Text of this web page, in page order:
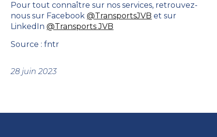
Pour tout connaître sur nos services, retrouvez-
nous sur Facebook@TransportsJVB et sur
LinkedIn@Transports JVB
Source : fntr
28 juin 2023